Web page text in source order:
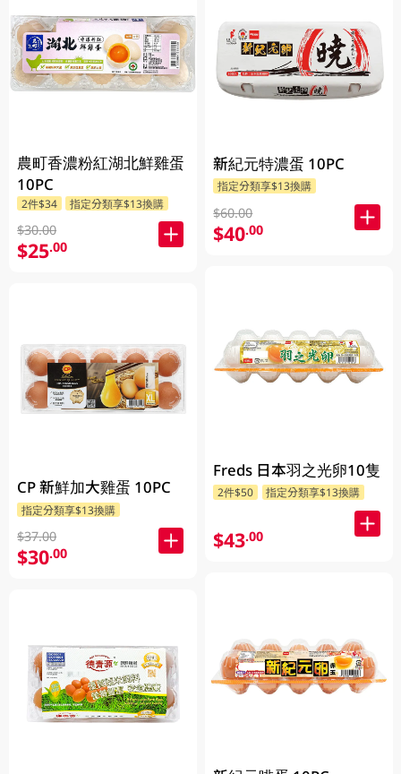
農町香濃粉紅湖北鮮雞蛋
10PC
2件$34 指定分類享$13換購
$30.00
$25.00
CP 新鮮加大雞蛋 10PC
指定分類享$13換購
$37.00
$30.00
新紀元特濃蛋 10PC
指定分類享$13換購
$60.00
$40.00
Freds 日本羽之光卵10隻
2件$50 指定分類享$13換購
$43.00